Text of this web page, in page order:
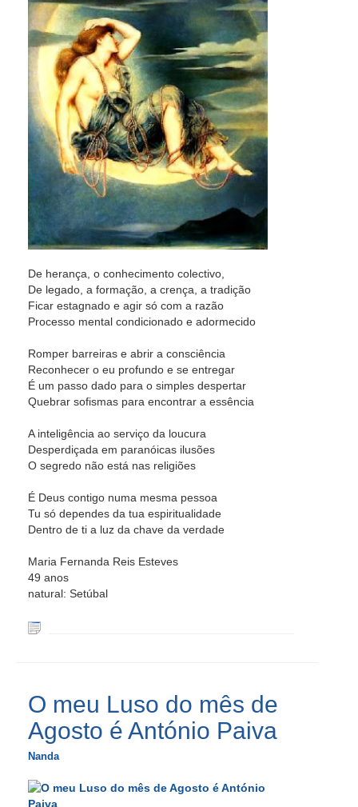
De herança, o conhecimento colectivo,
De legado, a formação, a crença, a tradição
Ficar estagnado e agir só com a razão
Processo mental condicionado e adormecido
Romper barreiras e abrir a consciência
Reconhecer o eu profundo e se entregar
É um passo dado para o simples despertar
Quebrar sofismas para encontrar a essência
A inteligência ao serviço da loucura
Desperdiçada em paranóicas ilusões
O segredo não está nas religiões
É Deus contigo numa mesma pessoa
Tu só dependes da tua espiritualidade
Dentro de ti a luz da chave da verdade
Maria Fernanda Reis Esteves
49 anos
natural: Setúbal
O meu Luso do mês de
Agosto é António Paiva
Nanda